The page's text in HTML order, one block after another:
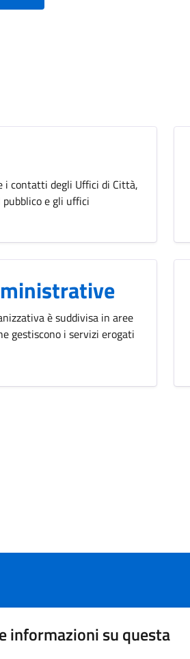
i contatti degli Uffici di Città,
e gli uffici
è suddivisa in aree
gestiscono i servizi erogati
informazioni su questa